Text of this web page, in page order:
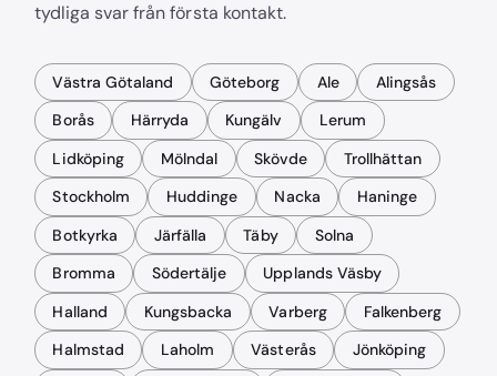
tydliga svar från första kontakt.
Västra Götaland Göteborg Ale
Alingsås
Borås
Härryda Kungälv
Lerum
Lidköping
Mölndal Skövde
Trollhättan
Stockholm
Huddinge Nacka
Haninge
Botkyrka
Järfälla Täby
Solna
Bromma
Södertälje
Upplands Väsby
Halland
Kungsbacka Varberg
Falkenberg
Halmstad
Laholm Västerås
Jönköping